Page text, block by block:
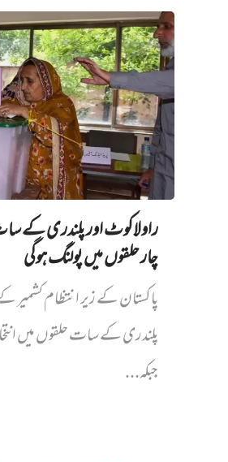
راولاکوٹ اور پلندری کے
چار حلقوں میں پولنگ ہوگی
پاکستان کے زیر انتظام کشمیر
پلندری کے سات حلقوں میں
جبکہ...